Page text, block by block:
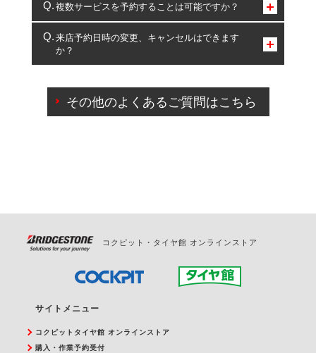
コクピット・タイヤ館のみとなります。
複数サービスを予約することは可能ですか？
複数サービスのご予約は可能です。
一部の商品・サービスの組み合わせに限り、同時にご予約が
出来ないものもございます。
来店予約日時の変更、キャンセルはできます
か？
ご来店予約日の3営業日前を過ぎている場合のご予約
の日時変更につきましては、直接ご予約の店舗まで
その他のよくあるご質問はこちら
コクピット・タイヤ館 オンラインストア
サイトメニュー
コクピットタイヤ館 オンラインストア
購入・作業予約受付